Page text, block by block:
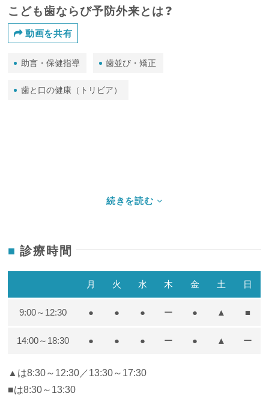
こども歯ならび予防外来とは？
動画を共有
助言・保健指導 歯並び・矯正
歯と口の健康（トリビア）
診療時間
月 火 水 木 金 土 日
9:00～12:30 ● ● ● ー ● ▲ ■
14:00～18:30 ● ● ● ー ● ▲ ー
▲は8:30～12:30／13:30～17:30
■は8:30～13:30